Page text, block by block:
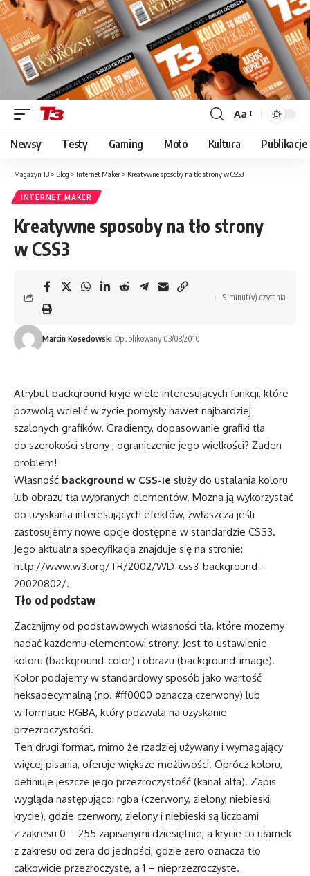
Font
Resizer
Aa
Newsy Testy Gaming Moto Kultura Publikacje
Magazyn T3 > Blog > Internet Maker > Kreatywne sposoby na tło strony w CSS3
INTERNET MAKER
Kreatywne sposoby na tło strony
w CSS3
Marcin Kosedowski Opublikowany 03/08/2010
9 minut(y) czytania
Atrybut background kryje wiele interesujących funkcji, które
pozwolą wcielić w życie pomysły nawet najbardziej
szalonych grafików. Gradienty, dopasowanie grafiki tła
do szerokości strony , ograniczenie jego wielkości? Żaden
problem!
Własność background w CSS-ie służy do ustalania koloru
lub obrazu tła wybranych elementów. Można ją wykorzystać
do uzyskania interesujących efektów, zwłaszcza jeśli
zastosujemy nowe opcje dostępne w standardzie CSS3.
Jego aktualna specyfikacja znajduje się na stronie:
http://www.w3.org/TR/2002/WD-css3-background-
20020802/.
Tło od podstaw
Zacznijmy od podstawowych własności tła, które możemy
nadać każdemu elementowi strony. Jest to ustawienie
koloru (background-color) i obrazu (background-image).
Kolor podajemy w standardowy sposób jako wartość
heksadecymalną (np. #ff0000 oznacza czerwony) lub
w formacie RGBA, który pozwala na uzyskanie
przezroczystości.
Ten drugi format, mimo że rzadziej używany i wymagający
więcej pisania, oferuje większe możliwości. Oprócz koloru,
definiuje jeszcze jego przezroczystość (kanał alfa). Zapis
wygląda następująco: rgba (czerwony, zielony, niebieski,
krycie), gdzie czerwony, zielony i niebieski są liczbami
z zakresu 0 – 255 zapisanymi dziesiętnie, a krycie to ułamek
z zakresu od zera do jedności, gdzie zero oznacza tło
całkowicie przezroczyste, a 1 – nieprzezroczyste.